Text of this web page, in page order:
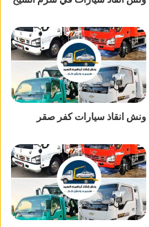
ونش انقاذ سيارات كفر صقر